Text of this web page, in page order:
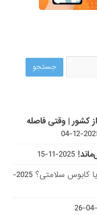
کشور | وقتی فاصله
2025-
2025-11-15
یا کابوس سلامتی؟
2025-